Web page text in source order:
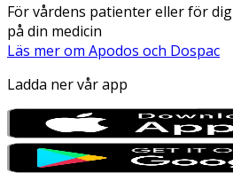
För vårdens patienter eller för
på din medicin
Läs mer om Apodos och Dospac
Ladda ner vår app